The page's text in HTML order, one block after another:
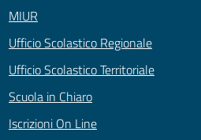
MIUR
Ufficio Scolastico Regionale
Ufficio Scolastico Territoriale
Scuola in Chiaro
Iscrizioni On Line